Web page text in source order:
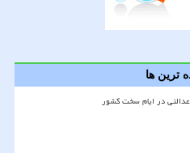
ترین ها
عدالتی در ایام سخت کشور